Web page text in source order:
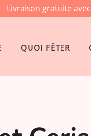
Livraison gratuite
QUOI FÊTER